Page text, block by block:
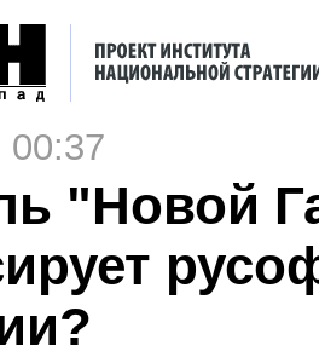
00:37
"Новой